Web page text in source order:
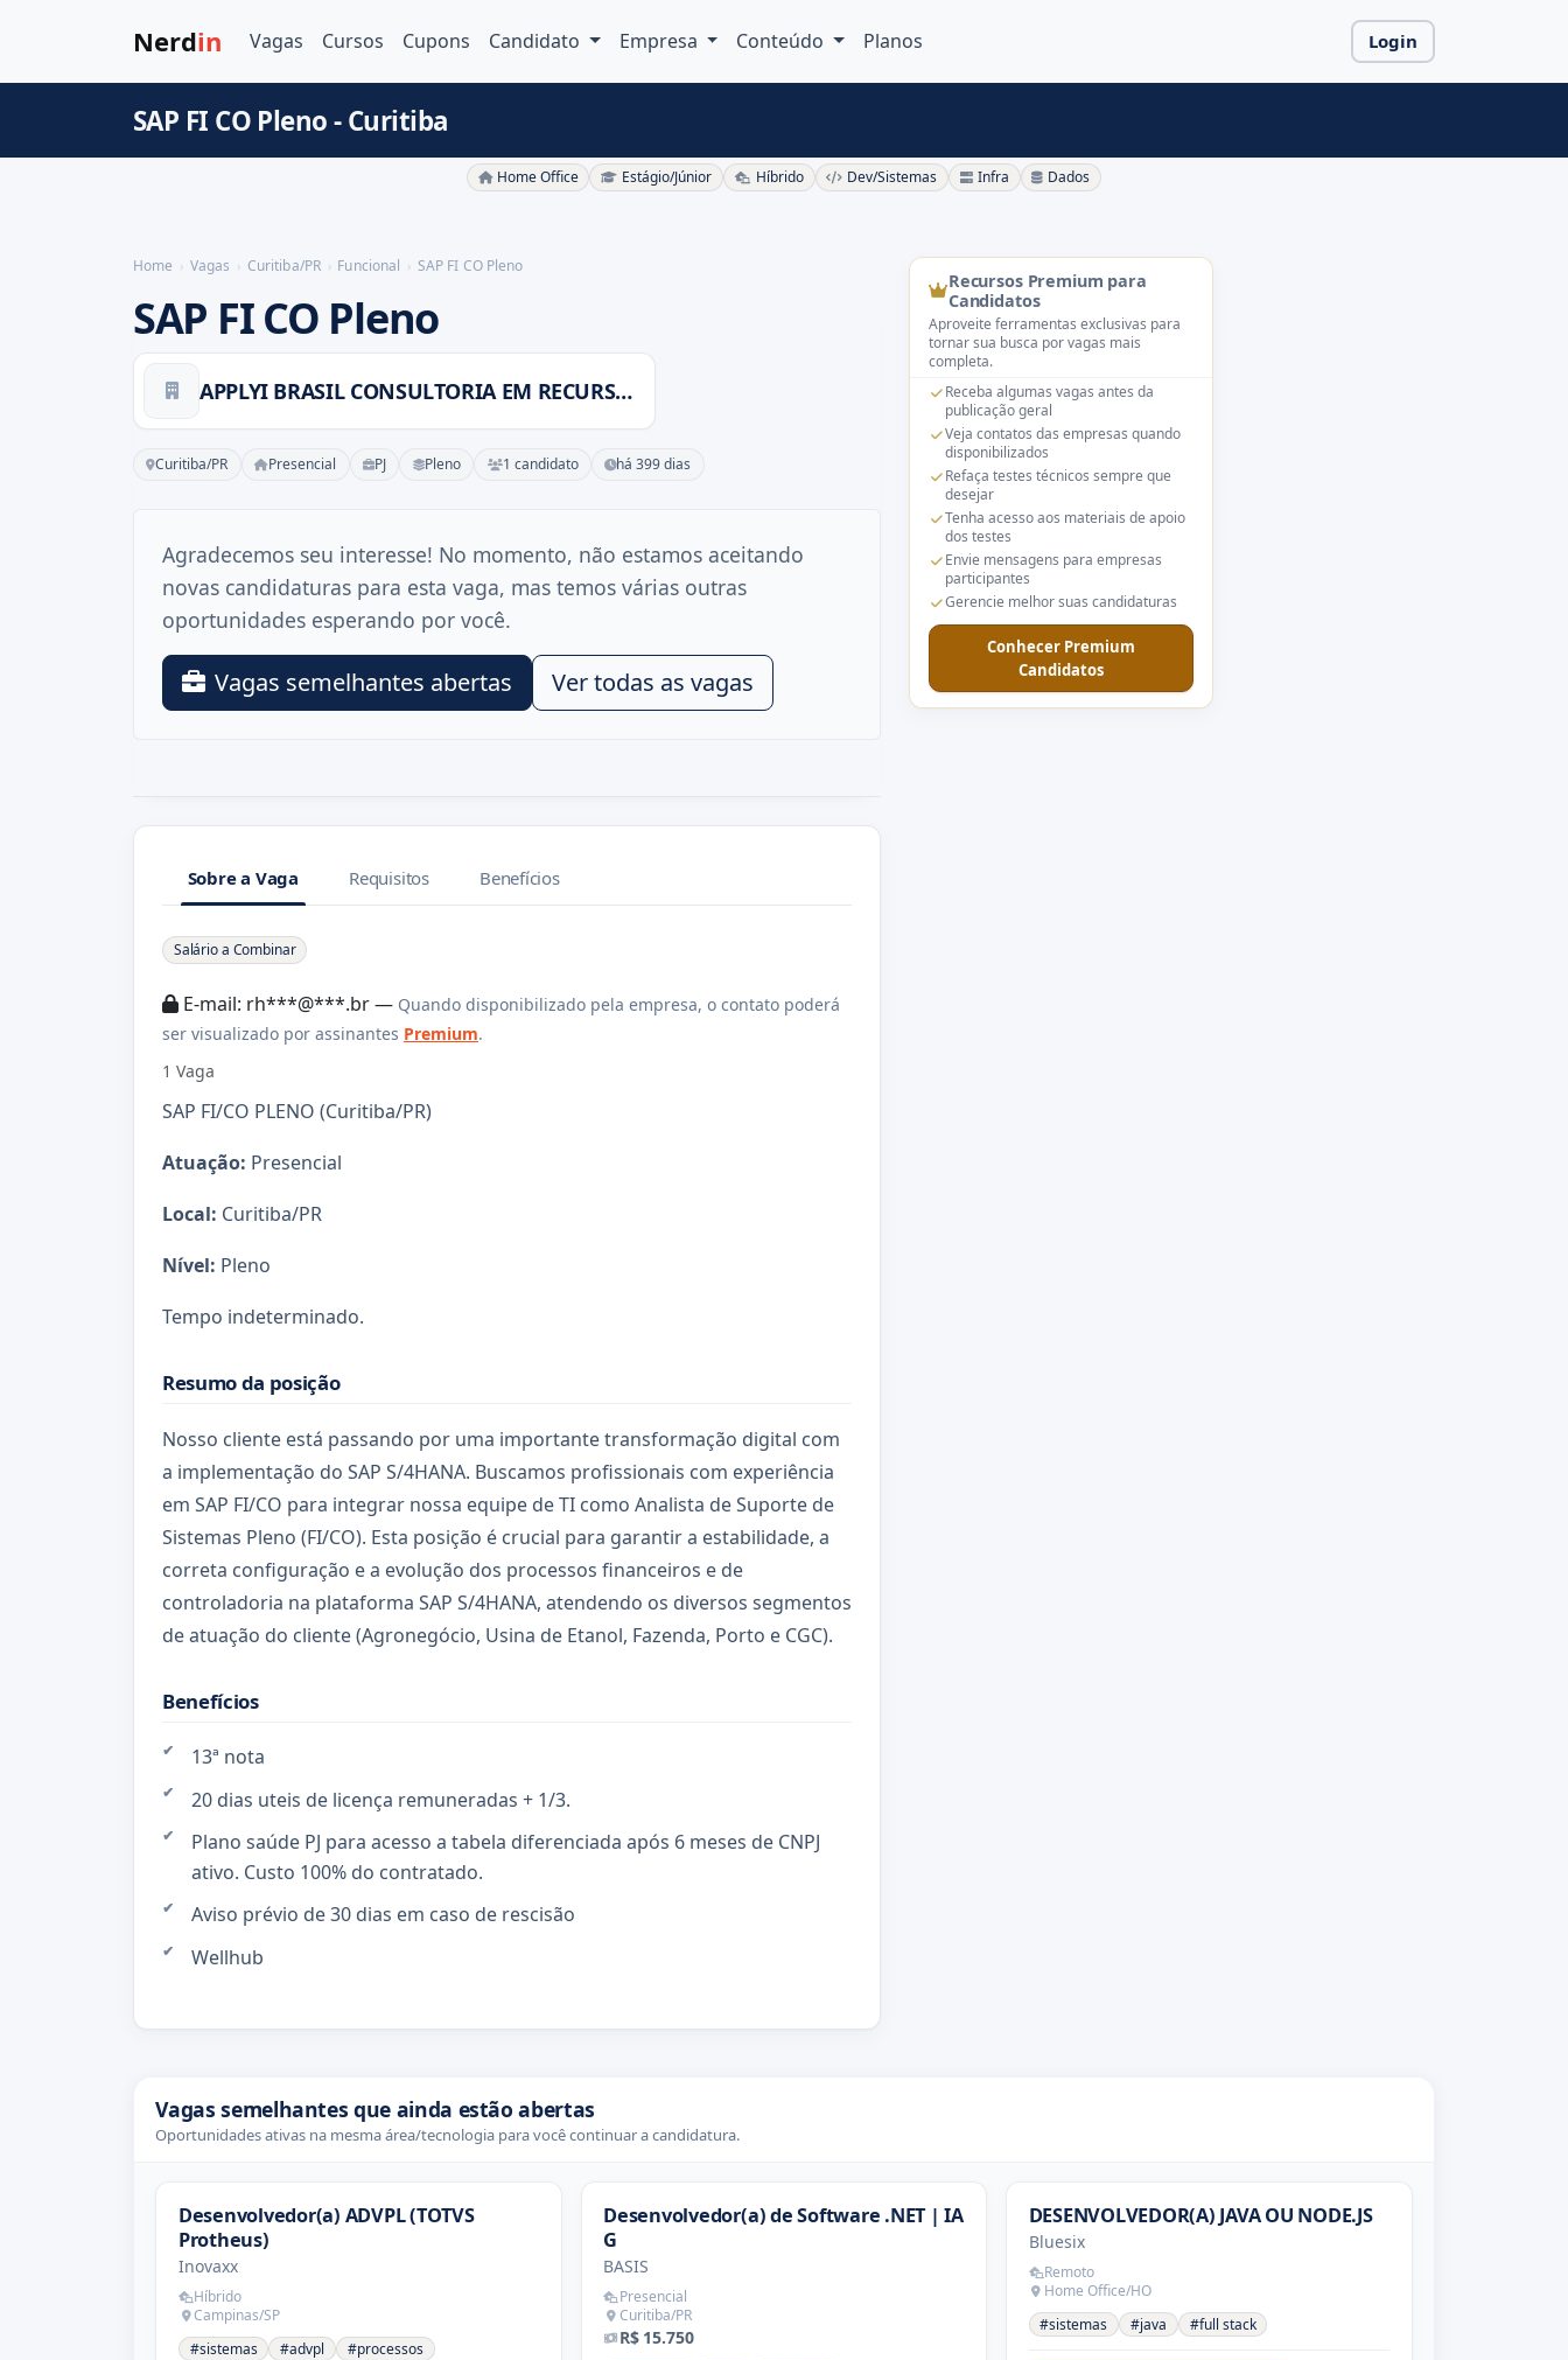
Nerdin Vagas Cursos Cupons Candidato Empresa Conteúdo Planos Login
SAP FI CO Pleno - Curitiba
Home Office Estágio/Júnior Híbrido Dev/Sistemas Infra Dados
Home Vagas Curitiba/PR Funcional SAP FI CO Pleno
SAP FI CO Pleno
APPLYI BRASIL CONSULTORIA EM RECURSOS HUMANOS E TE
Curitiba/PR Presencial PJ Pleno 1 candidato há 399 dias
Agradecemos seu interesse! No momento, não estamos aceitando
novas candidaturas para esta vaga, mas temos várias outras
oportunidades esperando por você.
Vagas semelhantes abertas Ver todas as vagas
Sobre a Vaga Requisitos Benefícios
Sobre a Vaga
Salário a Combinar
E-mail: rh***@***.br — Quando disponibilizado pela empresa, o contato poderá
ser visualizado por assinantes Premium.
1 Vaga
SAP FI/CO PLENO (Curitiba/PR)
Atuação: Presencial
Local: Curitiba/PR
Nível: Pleno
Tempo indeterminado.
Resumo da posição
Nosso cliente está passando por uma importante transformação digital com
a implementação do SAP S/4HANA. Buscamos profissionais com experiência
em SAP FI/CO para integrar nossa equipe de TI como Analista de Suporte de
Sistemas Pleno (FI/CO). Esta posição é crucial para garantir a estabilidade, a
correta configuração e a evolução dos processos financeiros e de
controladoria na plataforma SAP S/4HANA, atendendo os diversos segmentos
de atuação do cliente (Agronegócio, Usina de Etanol, Fazenda, Porto e CGC).
Benefícios
13ª nota
20 dias uteis de licença remuneradas + 1/3.
Plano saúde PJ para acesso a tabela diferenciada após 6 meses de CNPJ
ativo. Custo 100% do contratado.
Aviso prévio de 30 dias em caso de rescisão
Wellhub
Recursos Premium para
Candidatos
Aproveite ferramentas exclusivas para
tornar sua busca por vagas mais
completa.
Receba algumas vagas antes da
publicação geral
Veja contatos das empresas quando
disponibilizados
Refaça testes técnicos sempre que
desejar
Tenha acesso aos materiais de apoio
dos testes
Envie mensagens para empresas
participantes
Gerencie melhor suas candidaturas
Conhecer Premium
Candidatos
Vagas semelhantes que ainda estão abertas
Oportunidades ativas na mesma área/tecnologia para você continuar a candidatura.
Desenvolvedor(a) ADVPL (TOTVS
Protheus)
Inovaxx
Híbrido
Campinas/SP
#sistemas
#advpl #processos
Desenvolvedor(a) de Software .NET | IA
G
BASIS
Presencial
Curitiba/PR
R$ 15.750
DESENVOLVEDOR(A) JAVA OU NODE.JS
Bluesix
Remoto
Home Office/HO
#sistemas
#java #full stack